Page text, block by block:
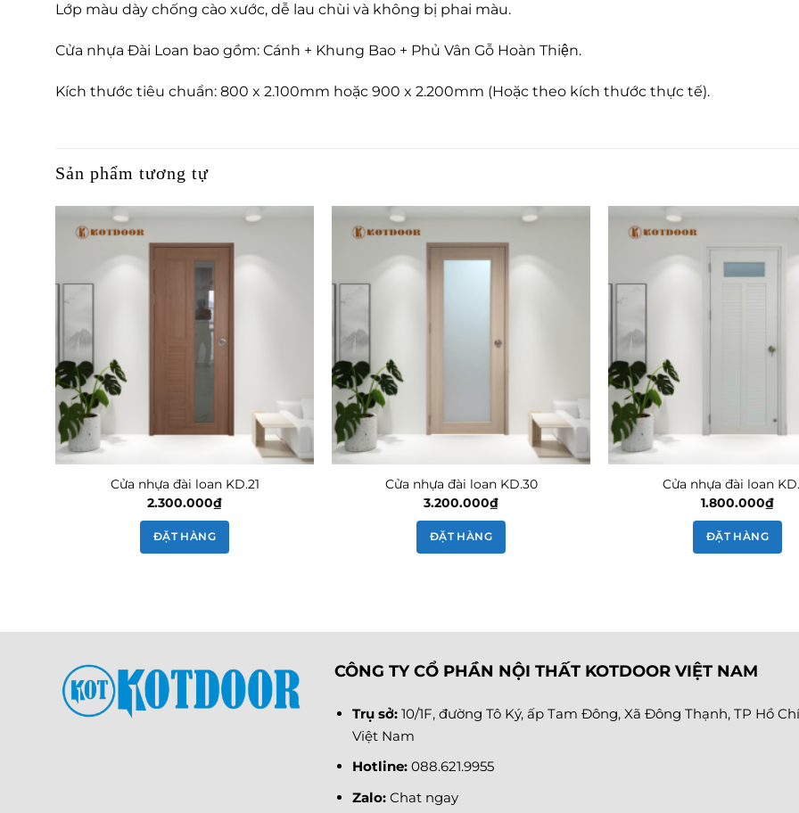
Lớp màu dày chống cào xước, dễ lau chùi và không bị phai màu.
Cửa nhựa Đài Loan bao gồm: Cánh + Khung Bao + Phủ Vân Gỗ Hoàn Thiện.
Kích thước tiêu chuẩn: 800 x 2.100mm hoặc 900 x 2.200mm (Hoặc theo kích thước thực tế).
Sản phẩm tương tự
Cửa nhựa đài loan KD.21
2.300.000₫
ĐẶT HÀNG
Cửa nhựa đài loan KD.30
3.200.000₫
ĐẶT HÀNG
Cửa nhựa đài loan
1.800.000₫
ĐẶT HÀNG
CÔNG TY CỔ PHẦN NỘI THẤT KOTDOOR VIỆT NAM
Trụ sở:10/1F, đường Tô Ký, ấp Tam Đông, Xã Đông Thạnh, TP Hồ
Việt Nam
Hotline: 088.621.9955
Zalo: Chat ngay